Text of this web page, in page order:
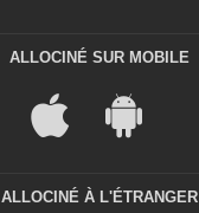
ALLOCINÉ SUR MOBILE
ALLOCINÉ À L'ÉTRANGER